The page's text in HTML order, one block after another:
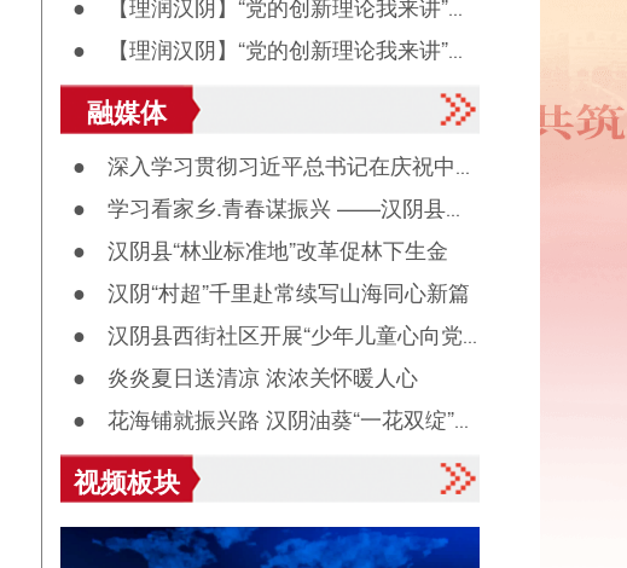
讲微视频优秀作品展播（三）
● 【理润汉阴】“党的创新理论我来讲”宣
讲微视频优秀作品展播（二）
● 【理润汉阴】“党的创新理论我来讲”宣
讲微视频优秀作品展播（一）
融媒体
● 深入学习贯彻习近平总书记在庆祝中国
共产党成立105周年大会上重要讲话系列述
评之八
● 学习看家乡.青春谋振兴 ——汉阴县城
关镇组织返乡大学生看家乡、献良策、助发
展活动
● 汉阴县“林业标准地”改革促林下生金
● 汉阴“村超”千里赴常续写山海同心新篇
● 汉阴县西街社区开展“少年儿童心向党
诵读启智伴成长”主题活动
● 炎炎夏日送清凉 浓浓关怀暖人心
● 花海铺就振兴路 汉阴油葵“一花双绽”美
乡村富民业
视频板块